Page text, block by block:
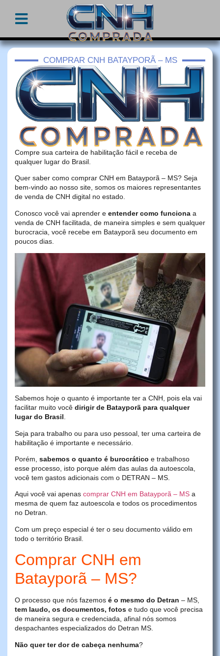
COMPRAR CNH BATAYPORÃ – MS
Compre sua carteira de habilitação fácil e receba de
qualquer lugar do Brasil.
Quer saber como comprar CNH em Batayporã – MS? Seja
bem-vindo ao nosso site, somos os maiores representantes
de venda de CNH digital no estado.
Conosco você vai aprender e entender como funciona a
venda de CNH facilitada, de maneira simples e sem qualquer
burocracia, você recebe em Batayporã seu documento em
poucos dias.
Sabemos hoje o quanto é importante ter a CNH, pois ela vai
facilitar muito você dirigir de Batayporã para qualquer
lugar do Brasil.
Seja para trabalho ou para uso pessoal, ter uma carteira de
habilitação é importante e necessário.
Porém, sabemos o quanto é burocrático e trabalhoso
esse processo, isto porque além das aulas da autoescola,
você tem gastos adicionais com o DETRAN – MS.
Aqui você vai apenas comprar CNH em Batayporã – MS a
mesma de quem faz autoescola e todos os procedimentos
no Detran.
Com um preço especial é ter o seu documento válido em
todo o território Brasil.
Comprar CNH em
Batayporã – MS?
O processo que nós fazemos é o mesmo do Detran – MS,
tem laudo, os documentos, fotos e tudo que você precisa
de maneira segura e credenciada, afinal nós somos
despachantes especializados do Detran MS.
Não quer ter dor de cabeça nenhuma?